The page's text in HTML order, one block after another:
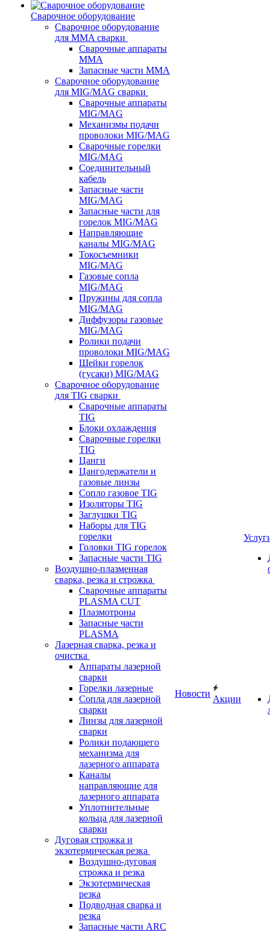
Сварочное оборудование
Сварочное оборудование
для MMA сварки
Сварочные аппараты
MMA
Запасные части MMA
Сварочное оборудование
для MIG/MAG сварки
Сварочные аппараты
MIG/MAG
Механизмы подачи
проволоки MIG/MAG
Сварочные горелки
MIG/MAG
Соединительный
кабель
Запасные части
MIG/MAG
Запасные части для
горелок MIG/MAG
Направляющие
каналы MIG/MAG
Токосъемники
MIG/MAG
Газовые сопла
MIG/MAG
Пружины для сопла
MIG/MAG
Диффузоры газовые
MIG/MAG
Ролики подачи
проволоки MIG/MAG
Шейки горелок
(гусаки) MIG/MAG
Сварочное оборудование
для TIG сварки
Сварочные аппараты
TIG
Блоки охлаждения
Сварочные горелки
TIG
Цанги
Цангодержатели и
газовые линзы
Сопло газовое TIG
Изоляторы TIG
Заглушки TIG
Наборы для TIG
горелки
Головки TIG горелок
Запасные части TIG
Воздушно-плазменная
сварка, резка и строжка
Сварочные аппараты
PLASMA CUT
Плазмотроны
Запасные части
PLASMA
Лазерная сварка, резка и
очистка
Аппараты лазерной
сварки
Горелки лазерные
Сопла для лазерной
сварки
Линзы для лазерной
сварки
Ролики подающего
механизма для
лазерного аппарата
Каналы
направляющие для
лазерного аппарата
Уплотнительные
кольца для лазерной
сварки
Дуговая строжка и
экзотермическая резка
Воздушно-дуговая
строжка и резка
Экзотермическая
резка
Подводная сварка и
резка
Запасные части ARC
Новости
Акции